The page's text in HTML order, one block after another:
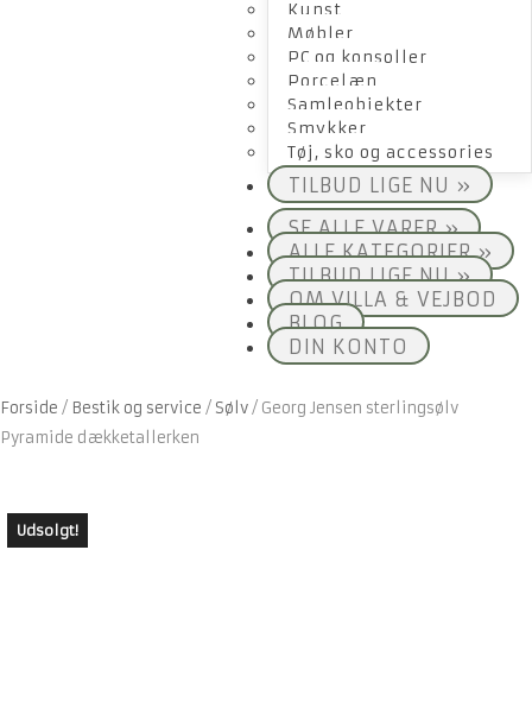
Kunst
Møbler
PC og konsoller
Porcelæn
Samleobjekter
Smykker
Tøj, sko og accessories
TILBUD LIGE NU »
SE ALLE VARER »
ALLE KATEGORIER »
TILBUD LIGE NU »
OM VILLA & VEJBOD
BLOG
DIN KONTO
Forside / Bestik og service / Sølv/ Georg Jensen sterlingsølv
Pyramide dækketallerken
Udsolgt!